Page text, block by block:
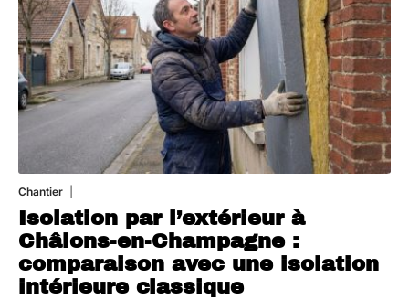
Chantier
Isolation par l’extérieur à
Châlons-en-Champagne :
comparaison avec une isolation
intérieure classique